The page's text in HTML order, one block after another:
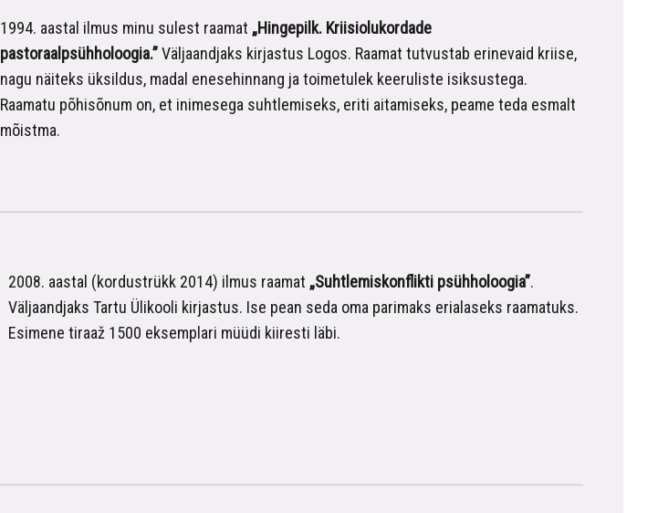
1994. aastal ilmus minu sulest raamat „Hingepilk. Kriisiolukordade
pastoraalpsühholoogia.”Väljaandjaks kirjastus Logos. Raamat tutvustab erinevaid kriise,
nagu näiteks üksildus, madal enesehinnang ja toimetulek keeruliste isiksustega.
Raamatu põhisõnum on, et inimesega suhtlemiseks, eriti aitamiseks, peame teda esmalt
mõistma.
2008. aastal (kordustrükk 2014) ilmus raamat „Suhtlemiskonflikti psühholoogia”.
Väljaandjaks Tartu Ülikooli kirjastus. Ise pean seda oma parimaks erialaseks raamatuks.
Esimene tiraaž 1500 eksemplari müüdi kiiresti läbi.